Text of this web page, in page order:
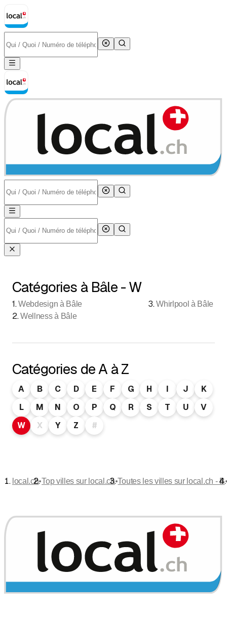
Catégories à Bâle - W
1.Webdesign à Bâle
2.Wellness à Bâle
3.Whirlpool à Bâle
Catégories de A à Z
A B C D E F G H I J
K
L
M N O P Q R S T U
V
W
X Y Z #
local.ch•Top villes sur local.ch•Toutes les villes sur local.ch - B